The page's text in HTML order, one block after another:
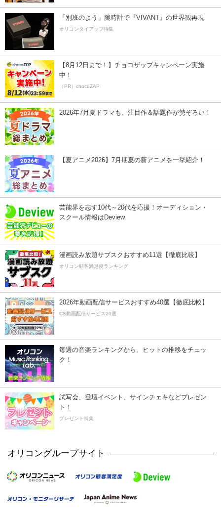
「別班のよう」腕時計で『VIVANT』の世界観再現
オリコンタイアップ特集
【8月12日まで！】チョコザップキャンペーン実施
中！
（PR）chocoZAP
2026年7月夏ドラマも、注目作＆話題作が勢ぞろい！
【夏アニメ2026】7月期夏の新アニメを一挙紹介！
芸能界を志す10代～20代を応援！オーディション・
スクール情報はDeview
漫画読み放題サブスクおすすめ11選【徹底比較】
オリコン顧客満足度ランキング
2026年動画配信サービスおすすめ40選【徹底比較】
CS動画配信サービス20選
毎週の音楽ランキングから、ヒットの推移をチェッ
ク！
試写会、登壇イベント、サインチェキなどプレゼン
ト！
プレゼント特集
オリコングループサイト